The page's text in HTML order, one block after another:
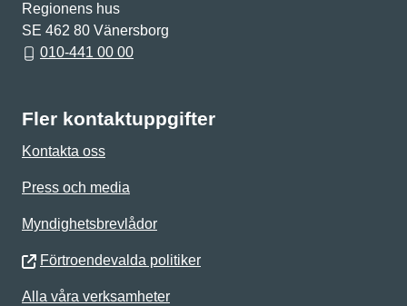
Regionens hus
SE 462 80 Vänersborg
010-441 00 00
Fler kontaktuppgifter
Kontakta oss
Press och media
Myndighetsbrevlådor
Förtroendevalda politiker
Alla våra verksamheter